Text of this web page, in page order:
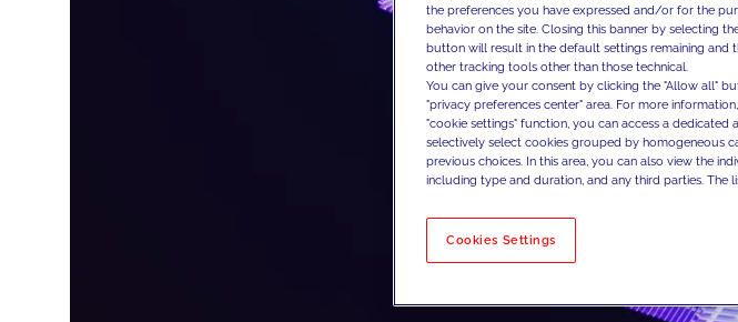
the preferences you have expressed and/or for the
behavior on the site. Closing this banner by selecting
button will result in the default settings remaining
other tracking tools other than those technical.
You can give your consent by clicking the "Allow all"
"privacy preferences center" area. For more
"cookie settings" function, you can access a
selectively select cookies grouped by homogeneous
previous choices. In this area, you can also view the
including type and duration, and any third parties. The
Cookies Settings